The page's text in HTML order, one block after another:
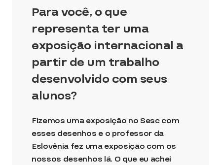
Para você, o que
representa ter uma
exposição internacional a
partir de um trabalho
desenvolvido com seus
alunos?
Fizemos uma exposição no Sesc com
esses desenhos e o professor da
Eslovênia fez uma exposição com os
nossos desenhos lá. O que eu achei